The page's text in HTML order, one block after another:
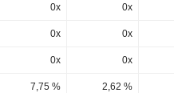
0x 0x
0x 0x
0x 0x
7,75 % 2,62 %